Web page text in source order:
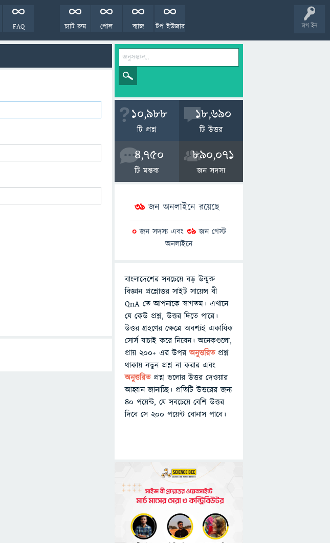
লগ ইন
FAQ টপ ইউজার
ব্যাজ
পোল
চ্যাট রুম
10,988
টি প্রশ্ন
18,690
টি উত্তর
4,750
টি মন্তব্য
890,071
জন সদস্য
39জন অনলাইনে রয়েছে
0জন সদস্য এবং 39জন গেস্ট
অনলাইনে
বাংলাদেশের সবচেয়ে বড় উন্মুক্ত
বিজ্ঞান প্রশ্নোত্তর সাইট সায়েন্স বী
QnA তে আপনাকে স্বাগতম। এখানে
যে কেউ প্রশ্ন, উত্তর দিতে পারে।
উত্তর গ্রহণের ক্ষেত্রে অবশ্যই একাধিক
সোর্স যাচাই করে নিবেন। অনেকগুলো,
প্রায় ২০০+ এর উপরঅনুত্তরিতপ্রশ্ন
থাকায় নতুন প্রশ্ন না করার এবং
অনুত্তরিত প্রশ্ন গুলোর উত্তর দেওয়ার
আহ্বান জানাচ্ছি। প্রতিটি উত্তরের জন্য
৪০ পয়েন্ট, যে সবচেয়ে বেশি উত্তর
দিবে সে ২০০ পয়েন্ট বোনাস পাবে।